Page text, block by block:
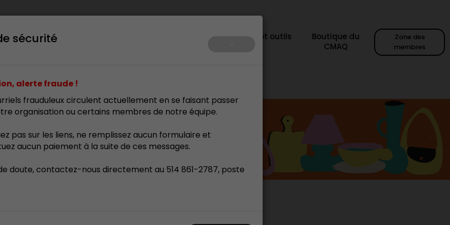
sécurité
alerte fraude !
frauduleux circulent actuellement en se faisant passer
organisation ou certains membres de notre équipe.
pas sur les liens, ne remplissez aucun formulaire et
aucun paiement à la suite de ces messages.
doute, contactez-nous directement au 514 861-2787, poste
Prix d’excellence Ressources et outils
Boutique du
CMAQ
Zone des
membres